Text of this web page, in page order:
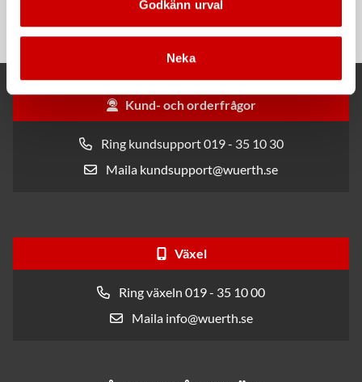
Godkänn urval
Neka
Kund- och orderfrågor
Ring kundsupport 019 - 35 10 30
Maila kundsupport@wuerth.se
Växel
Ring växeln 019 - 35 10 00
Maila info@wuerth.se